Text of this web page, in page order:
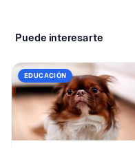
Puede interesarte
EDUCACIÓN